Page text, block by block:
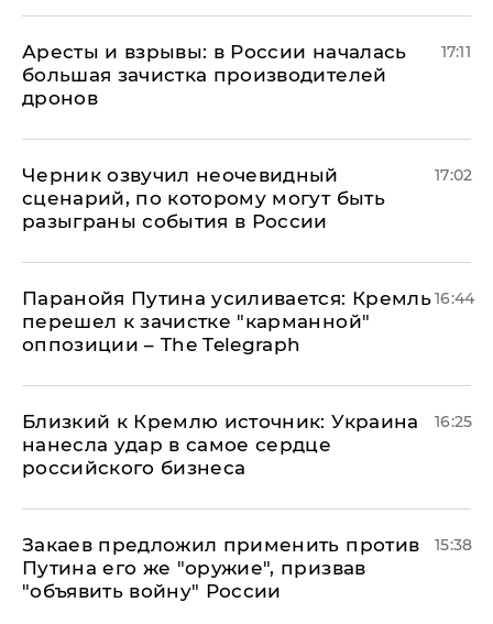
Аресты и взрывы: в России началась
большая зачистка производителей
дронов
17:11
Черник озвучил неочевидный
сценарий, по которому могут быть
разыграны события в России
17:02
Паранойя Путина усиливается: Кремль
перешел к зачистке "карманной"
оппозиции – The Telegraph
16:44
Близкий к Кремлю источник: Украина
нанесла удар в самое сердце
российского бизнеса
16:25
Закаев предложил применить против
Путина его же "оружие", призвав
"объявить войну" России
15:38